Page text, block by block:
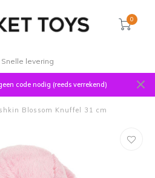
0
Snelle levering
code nodig (reeds verrekend)
Blossom Knuffel 31 cm